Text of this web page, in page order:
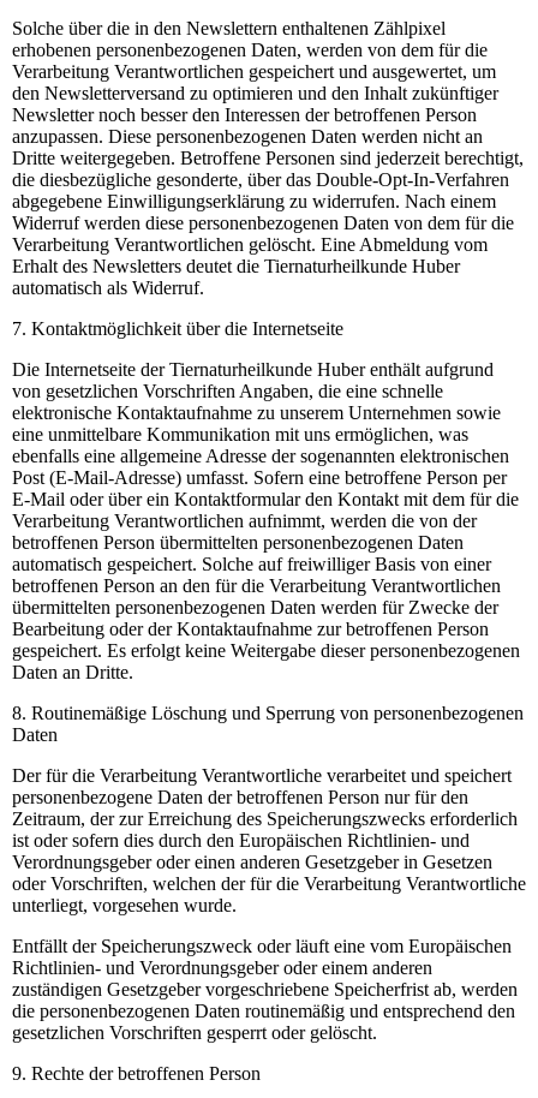
Solche über die in den Newslettern enthaltenen Zählpixel
erhobenen personenbezogenen Daten, werden von dem für die
Verarbeitung Verantwortlichen gespeichert und ausgewertet, um
den Newsletterversand zu optimieren und den Inhalt zukünftiger
Newsletter noch besser den Interessen der betroffenen Person
anzupassen. Diese personenbezogenen Daten werden nicht an
Dritte weitergegeben. Betroffene Personen sind jederzeit berechtigt,
die diesbezügliche gesonderte, über das Double-Opt-In-Verfahren
abgegebene Einwilligungserklärung zu widerrufen. Nach einem
Widerruf werden diese personenbezogenen Daten von dem für die
Verarbeitung Verantwortlichen gelöscht. Eine Abmeldung vom
Erhalt des Newsletters deutet die Tiernaturheilkunde Huber
automatisch als Widerruf.
7. Kontaktmöglichkeit über die Internetseite
Die Internetseite der Tiernaturheilkunde Huber enthält aufgrund
von gesetzlichen Vorschriften Angaben, die eine schnelle
elektronische Kontaktaufnahme zu unserem Unternehmen sowie
eine unmittelbare Kommunikation mit uns ermöglichen, was
ebenfalls eine allgemeine Adresse der sogenannten elektronischen
Post (E-Mail-Adresse) umfasst. Sofern eine betroffene Person per
E-Mail oder über ein Kontaktformular den Kontakt mit dem für die
Verarbeitung Verantwortlichen aufnimmt, werden die von der
betroffenen Person übermittelten personenbezogenen Daten
automatisch gespeichert. Solche auf freiwilliger Basis von einer
betroffenen Person an den für die Verarbeitung Verantwortlichen
übermittelten personenbezogenen Daten werden für Zwecke der
Bearbeitung oder der Kontaktaufnahme zur betroffenen Person
gespeichert. Es erfolgt keine Weitergabe dieser personenbezogenen
Daten an Dritte.
8. Routinemäßige Löschung und Sperrung von personenbezogenen
Daten
Der für die Verarbeitung Verantwortliche verarbeitet und speichert
personenbezogene Daten der betroffenen Person nur für den
Zeitraum, der zur Erreichung des Speicherungszwecks erforderlich
ist oder sofern dies durch den Europäischen Richtlinien- und
Verordnungsgeber oder einen anderen Gesetzgeber in Gesetzen
oder Vorschriften, welchen der für die Verarbeitung Verantwortliche
unterliegt, vorgesehen wurde.
Entfällt der Speicherungszweck oder läuft eine vom Europäischen
Richtlinien- und Verordnungsgeber oder einem anderen
zuständigen Gesetzgeber vorgeschriebene Speicherfrist ab, werden
die personenbezogenen Daten routinemäßig und entsprechend den
gesetzlichen Vorschriften gesperrt oder gelöscht.
9. Rechte der betroffenen Person